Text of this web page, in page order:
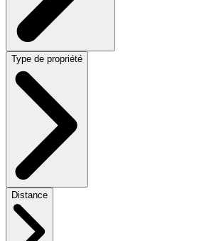
Type de propriété
Distance